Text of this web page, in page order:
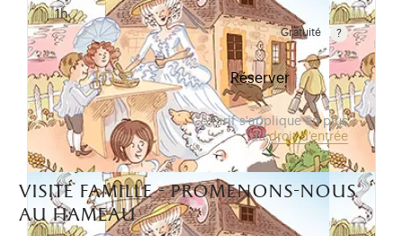
1h
Gratuité
Gratuit pour les enfants de moins de 10 ans. Tarif
10 € Réserver
Ce tarif s'applique en plus
dudroit d'entrée
visite famille - promenons-nous
au hameau